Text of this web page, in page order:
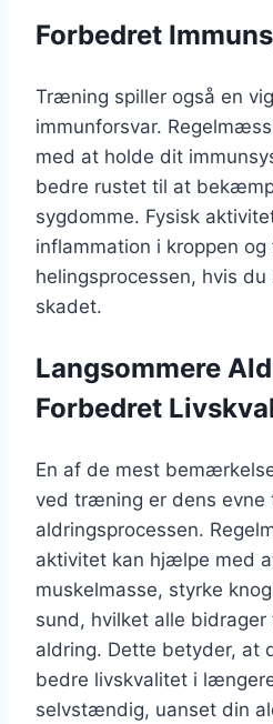
Forbedret
Træning spiller også en
immunforsvar.
med at holde dit
bedre rustet til at
sygdomme. Fysisk
inflammation i kroppen og
helingsprocessen, hvis
skadet.
Langsommere
Forbedret
En af de mest
ved træning er dens evne
aldringsprocessen.
aktivitet kan hjælpe med
muskelmasse, styrke
sund, hvilket alle bidrager
aldring. Dette betyder, at
bedre livskvalitet i
selvstændig, uanset din